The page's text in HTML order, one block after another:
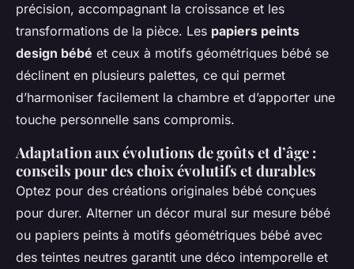
précision, accompagnant la croissance et les
transformations de la pièce. Les papiers peints
design bébé et ceux à motifs géométriques bébé se
déclinent en plusieurs palettes, ce qui permet
d’harmoniser facilement la chambre et d’apporter une
touche personnelle sans compromis.
Adaptation aux évolutions de goûts et d’âge :
conseils pour des choix évolutifs et durables
Optez pour des créations originales bébé conçues
pour durer. Alterner un décor mural sur mesure bébé
ou papiers peints à motifs géométriques bébé avec
des teintes neutres garantit une déco intemporelle et